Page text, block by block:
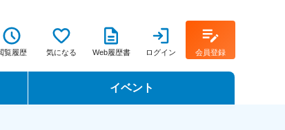
覧履歴 気になる Web履歴書 ログイン 会員登録
イベント